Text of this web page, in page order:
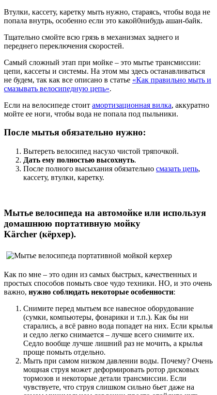
Втулки, кассету, каретку мыть нужно, стараясь, чтобы вода не
попала внутрь, особенно если это какой0нибудь ашан-байк.
Тщательно смойте всю грязь в механизмах заднего и
переднего переключения скоростей.
Самый сложный этап при мойке – это мытье трансмиссии:
цепи, кассеты и системы. На этом мы здесь останавливаться
не будем, так как все описано в статье «Как правильно мыть и
смазывать велосипедную цепь».
Если на велосипеде стоит амортизационная вилка, аккуратно
мойте ее ноги, чтобы вода не попала под пыльники.
После мытья обязательно нужно:
Вытереть велосипед насухо чистой тряпочкой.
Дать ему полностью высохнуть.
После полного высыхания обязательно смазать цепь,
кассету, втулки, каретку.
Мытье велосипеда на автомойке или используя
домашнюю портативную мойку
Kärcher (кёрхер).
Как по мне – это один из самых быстрых, качественных и
простых способов помыть свое чудо техники. НО, и это очень
важно, нужно соблюдать некоторые особенности:
Снимите перед мытьем все навесное оборудование
(сумки, компьютеры, фонарики и т.п.). Как бы ни
старались, а всё равно вода попадет на них. Если крылья
и седло легко снимается – лучше всего снимите их.
Седло вообще лучше лишний раз не мочить, а крылья
проще помыть отдельно.
Мыть при самом низком давлении воды. Почему? Очень
мощная струя может деформировать ротор дисковых
тормозов и некоторые детали трансмиссии. Если
чувствуете, что струя слишком сильно бьет даже на